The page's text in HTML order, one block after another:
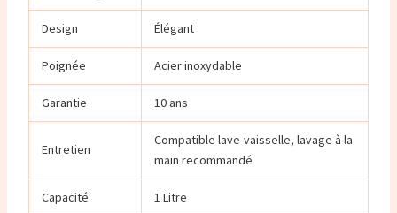
Design Élégant
Poignée Acier inoxydable
Garantie 10 ans
Entretien
Compatible lave-vaisselle, lavage à la
main recommandé
Capacité 1 Litre